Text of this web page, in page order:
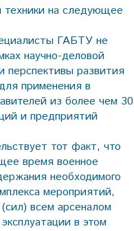
техники на следующее
ГАБТУ не
научно-деловой
перспективы развития
применения в
из более чем 30
и предприятий
тот факт, что
время военное
необходимого
мероприятий,
всем арсеналом
в этом